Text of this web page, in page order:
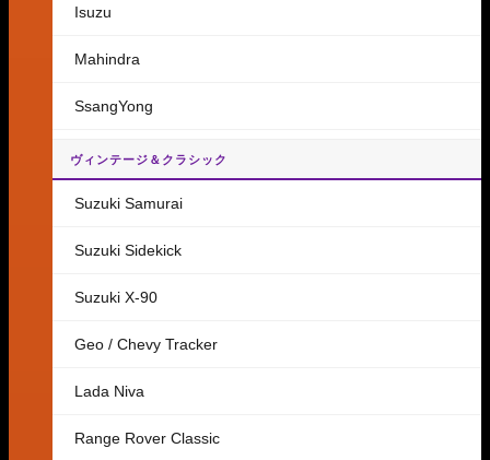
Isuzu
Mahindra
SsangYong
ヴィンテージ＆クラシック
Suzuki Samurai
Suzuki Sidekick
Suzuki X-90
Geo / Chevy Tracker
Lada Niva
Range Rover Classic